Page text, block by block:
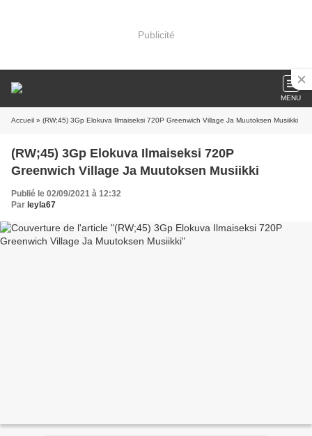
Publicité
MENU
Accueil » (RW;45) 3Gp Elokuva Ilmaiseksi 720P Greenwich Village Ja Muutoksen Musiikki
(RW;45) 3Gp Elokuva Ilmaiseksi 720P
Greenwich Village Ja Muutoksen Musiikki
Publié le 02/09/2021 à 12:32
Par leyla67